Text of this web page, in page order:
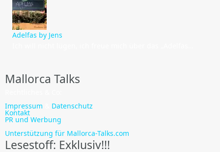
Adelfas by Jens
Mallorca Talks
Impressum
Datenschutz
Kontakt
PR und Werbung
Unterstützung für Mallorca-Talks.com
Lesestoff: Exklusiv!!!